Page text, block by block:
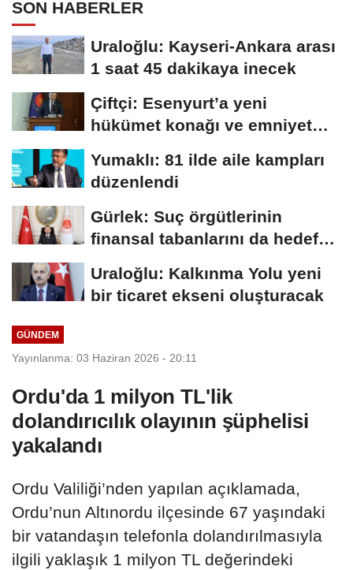
SON HABERLER
Uraloğlu: Kayseri-Ankara arası
1 saat 45 dakikaya inecek
Çiftçi: Esenyurt’a yeni
hükümet konağı ve emniyet
Yumaklı: 81 ilde aile kampları
düzenlendi
Gürlek: Suç örgütlerinin
finansal tabanlarını da hedef
Uraloğlu: Kalkınma Yolu yeni
bir ticaret ekseni oluşturacak
GÜNDEM
Yayınlanma: 03 Haziran 2026 - 20:11
Ordu'da 1 milyon TL'lik
dolandırıcılık olayının şüphelisi
yakalandı
Ordu Valiliği’nden yapılan açıklamada,
Ordu’nun Altınordu ilçesinde 67 yaşındaki
bir vatandaşın telefonla dolandırılmasıyla
ilgili yaklaşık 1 milyon TL değerindeki